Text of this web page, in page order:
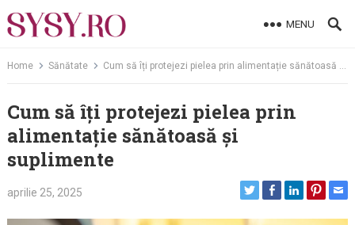
to
MENU
Home Sănătate Cum să îți protejezi pielea prin alimentație sănătoasă și suplimente
Cum să îți protejezi pielea prin
alimentație sănătoasă și
suplimente
aprilie 25, 2025